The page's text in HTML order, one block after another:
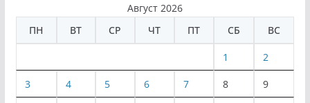
Август 2026
ПН
ВТ СР ЧТ ПТ СБ ВС
1 2
3 4 5 6 7 8 9